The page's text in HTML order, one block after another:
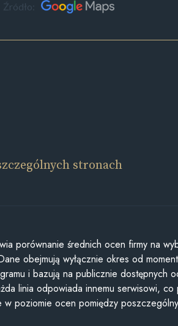
Źródło:
stronach
porównanie średnich ocen firmy na
obejmują wyłącznie okres od
i bazują na publicznie dostępnych
linia odpowiada innemu serwisowi, co
poziomie ocen pomiędzy